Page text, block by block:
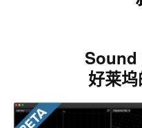
Sound
好莱